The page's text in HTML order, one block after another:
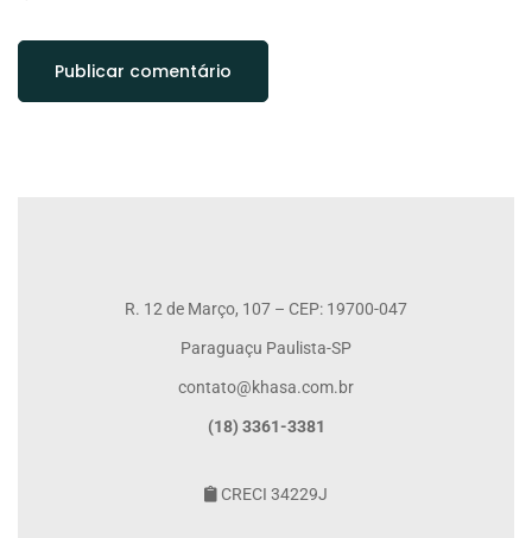
R. 12 de Março, 107 – CEP: 19700-047
Paraguaçu Paulista-SP
contato@khasa.com.br
(18) 3361-3381
CRECI 34229J